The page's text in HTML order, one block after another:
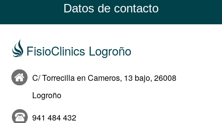
Datos de contacto
FisioClinics Logroño
C/ Torrecilla en Cameros, 13 bajo, 26008
Logroño
941 484 432